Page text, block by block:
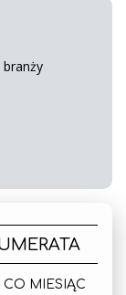
branży
CO MIESIĄC